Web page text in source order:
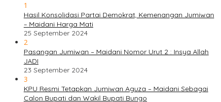
1
Hasil Konsolidasi Partai Demokrat, Kemenangan Jumiwan
– Maidani Harga Mati
25 September 2024
2
Pasangan Jumiwan – Maidani Nomor Urut 2 : Insya Allah
JADI
23 September 2024
3
KPU Resmi Tetapkan Jumiwan Aguza – Maidani Sebagai
Calon Bupati dan Wakil Bupati Bungo